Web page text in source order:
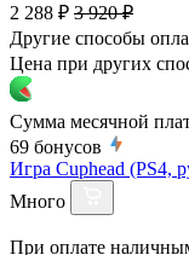
2 288 ₽ 3 920 ₽
Другие способы
Цена при других
Сумма месячной
69 бонусов
Игра Cuphead (PS4,
Много
При оплате